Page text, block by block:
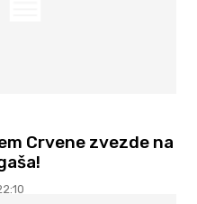
Crvene zvezde na